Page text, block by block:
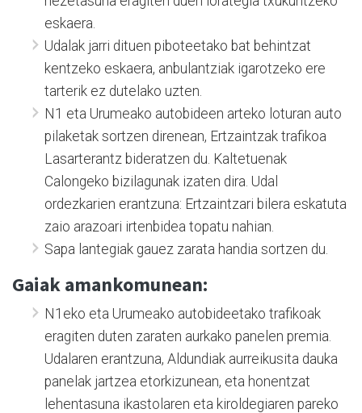
eskaera.
Udalak jarri dituen piboteetako bat behintzat
kentzeko eskaera, anbulantziak igarotzeko ere
tarterik ez dutelako uzten.
N1 eta Urumeako autobideen arteko loturan auto
pilaketak sortzen direnean, Ertzaintzak trafikoa
Lasarterantz bideratzen du. Kaltetuenak
Calongeko bizilagunak izaten dira. Udal
ordezkarien erantzuna: Ertzaintzari bilera eskatuta
zaio arazoari irtenbidea topatu nahian.
Sapa lantegiak gauez zarata handia sortzen du.
Gaiak amankomunean:
N1eko eta Urumeako autobideetako trafikoak
eragiten duten zaraten aurkako panelen premia.
Udalaren erantzuna, Aldundiak aurreikusita dauka
panelak jartzea etorkizunean, eta honentzat
lehentasuna ikastolaren eta kiroldegiaren pareko